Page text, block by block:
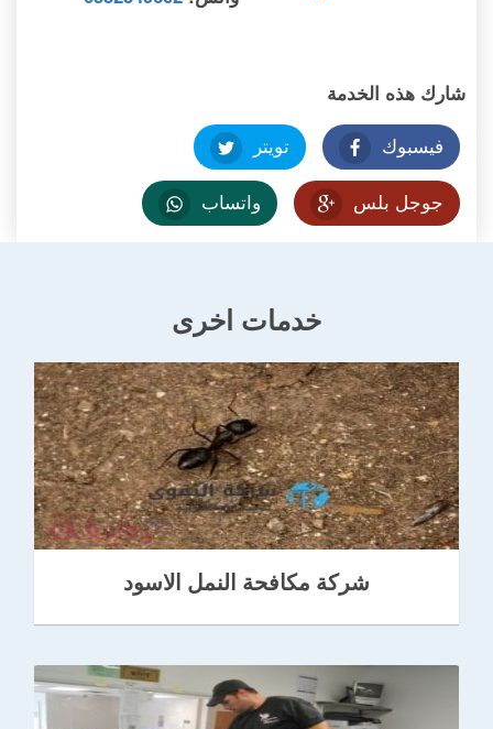
شارك هذه الخدمة
فيسبوك تويتر
جوجل بلس واتساب
خدمات اخرى
شركة مكافحة النمل الاسود